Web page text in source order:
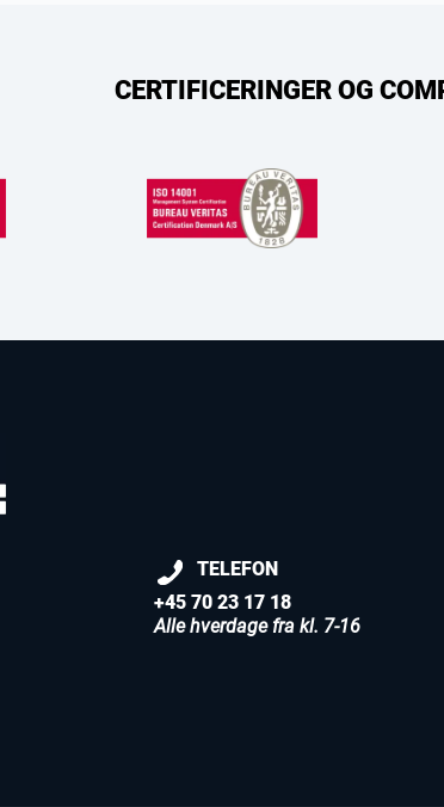
CERTIFICERINGER OG
TELEFON
+45 70 23 17 18
Alle hverdage fra kl. 7-16